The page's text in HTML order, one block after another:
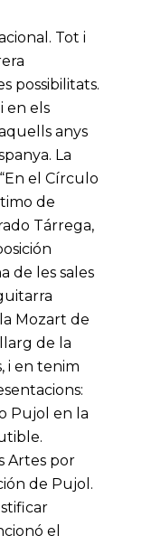
Tot i
possibilitats.
en els
anys
La
el Círculo
de
Tárrega,
de les sales
Mozart de
de la
i en tenim
Pujol en la
Artes por
de Pujol.
el